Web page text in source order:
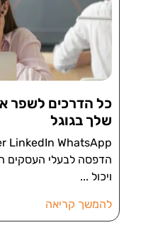
כל הדרכים לשפר
שלך בגוגל
הדפסה לבעלי העסקים
ויכול
להמשך קריאה